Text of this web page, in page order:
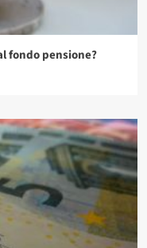
fondo pensione?